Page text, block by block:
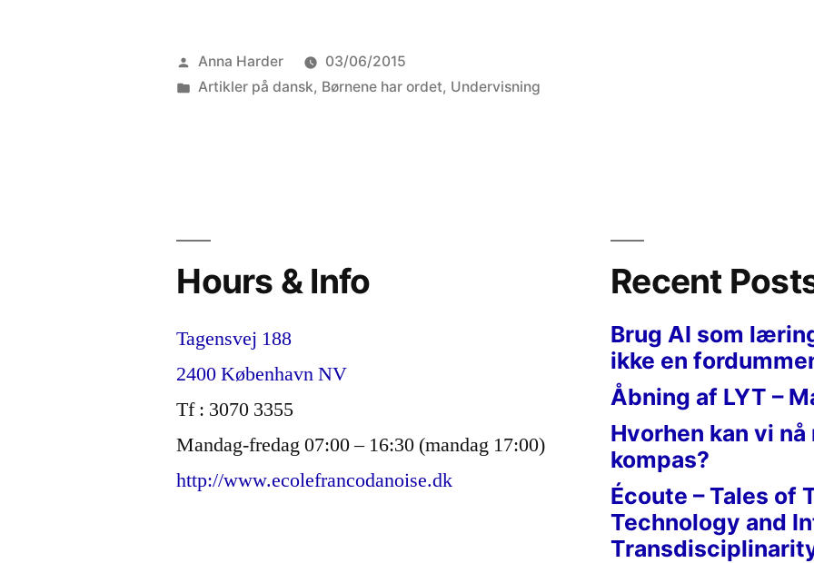
bog”
Posted
by
Anna Harder
03/06/2015
Posted
Artikler på dansk, Børnene har ordet, Undervisning
Hours & Info
Tagensvej 188
2400 København NV
Tf : 3070 3355
Mandag-fredag 07:00 – 16:30 (mandag 17:00)
http://www.ecolefrancodanoise.dk
Recent
Brug AI som
ikke en
Åbning af LYT –
Hvorhen kan vi
kompas?
Écoute – Tales of
Technology and